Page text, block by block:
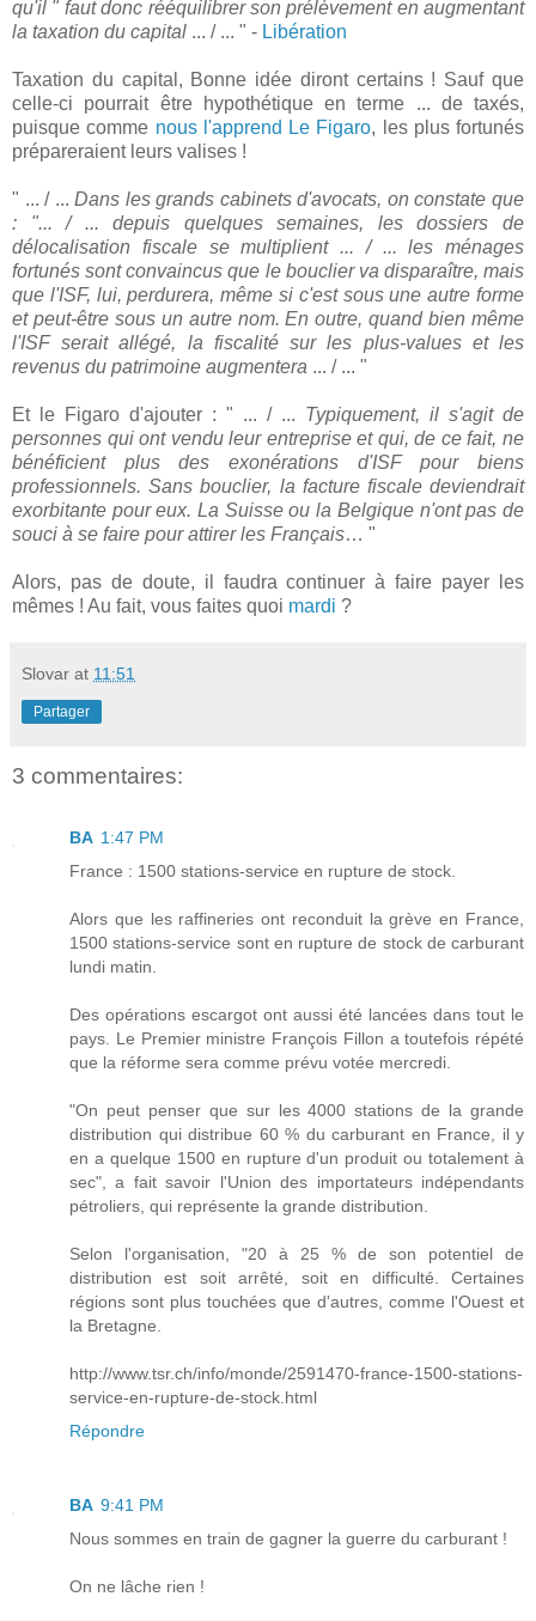
qu'il " faut donc rééquilibrer son prélèvement en augmentant
la taxation du capital ... / ... " - Libération
Taxation du capital, Bonne idée diront certains ! Sauf que
celle-ci pourrait être hypothétique en terme ... de taxés,
puisque comme nous l'apprend Le Figaro, les plus fortunés
prépareraient leurs valises !
" ... / ...Dans les grands cabinets d'avocats, on constate que
: "... / ... depuis quelques semaines, les dossiers de
délocalisation fiscale se multiplient ... / ... les ménages
fortunés sont convaincus que le bouclier va disparaître, mais
que l'ISF, lui, perdurera, même si c'est sous une autre forme
et peut-être sous un autre nom. En outre, quand bien même
l'ISF serait allégé, la fiscalité sur les plus-values et les
revenus du patrimoine augmentera ... / ... "
Et le Figaro d'ajouter : " ... / ... Typiquement, il s'agit de
personnes qui ont vendu leur entreprise et qui, de ce fait, ne
bénéficient plus des exonérations d'ISF pour biens
professionnels. Sans bouclier, la facture fiscale deviendrait
exorbitante pour eux. La Suisse ou la Belgique n'ont pas de
souci à se faire pour attirer les Français… "
Alors, pas de doute, il faudra continuer à faire payer les
mêmes ! Au fait, vous faites quoi mardi ?
Slovar at 11:51
Partager
3 commentaires:
BA 1:47 PM
France : 1500 stations-service en rupture de stock.
Alors que les raffineries ont reconduit la grève en France,
1500 stations-service sont en rupture de stock de carburant
lundi matin.
Des opérations escargot ont aussi été lancées dans tout le
pays. Le Premier ministre François Fillon a toutefois répété
que la réforme sera comme prévu votée mercredi.
"On peut penser que sur les 4000 stations de la grande
distribution qui distribue 60 % du carburant en France, il y
en a quelque 1500 en rupture d'un produit ou totalement à
sec", a fait savoir l'Union des importateurs indépendants
pétroliers, qui représente la grande distribution.
Selon l'organisation, "20 à 25 % de son potentiel de
distribution est soit arrêté, soit en difficulté. Certaines
régions sont plus touchées que d'autres, comme l'Ouest et
la Bretagne.
http://www.tsr.ch/info/monde/2591470-france-1500-stations-
service-en-rupture-de-stock.html
Répondre
BA 9:41 PM
Nous sommes en train de gagner la guerre du carburant !
On ne lâche rien !